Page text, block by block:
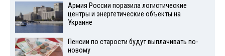
Армия России поразила логистические
центры и энергетические объекты на
Украине
Пенсии по старости будут выплачивать по-
новому